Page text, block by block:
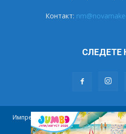
Контакт:
СЛЕДЕТЕ
Импресум Маркетинг Претплата
Контакт